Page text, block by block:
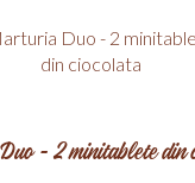
- 2 minitablete din